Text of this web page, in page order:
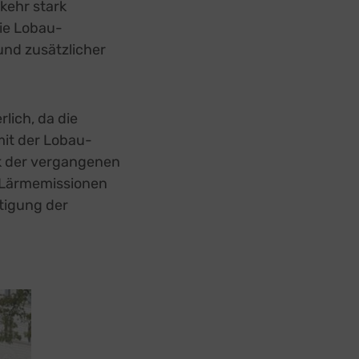
stark
Lobau-
zusätzlicher
da die
der Lobau-
vergangenen
der